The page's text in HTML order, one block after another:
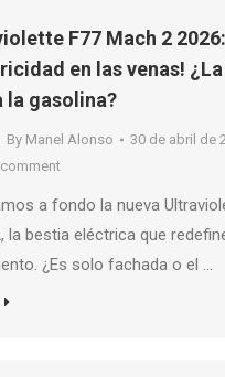
F77 Mach 2 2026:
en las venas!
la gasolina?
By Manel Alonso
30 de abril de
a fondo la nueva
la bestia eléctrica que
¿Es solo fachada o el …